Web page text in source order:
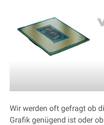
Wir werden oft gefragt ob
Grafik genügend ist oder